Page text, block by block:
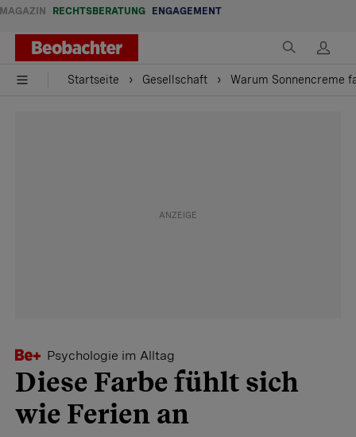
MAGAZIN RECHTSBERATUNG ENGAGEMENT
Startseite Gesellschaft Warum Sonnencreme
Psychologie im Alltag
Diese Farbe fühlt sich
wie Ferien an